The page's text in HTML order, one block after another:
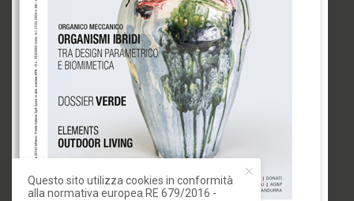
Questo sito utilizza cookies in conformità
alla normativa europea RE 679/2016 -